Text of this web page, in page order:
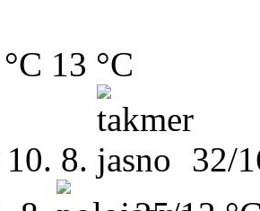
13 °C
10. 8.
32/